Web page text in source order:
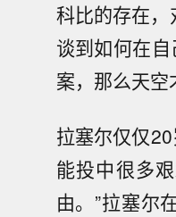
科比的存在，
谈到如何在
案，那么天空
拉塞尔仅仅
能投中很多
由。”拉塞尔